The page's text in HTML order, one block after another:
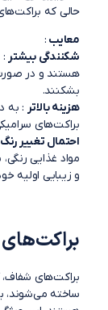
حالی که
معایب :
شکنندگی بیشتر
هستند و در
بشکنند.
هزینه بالاتر : به
براکت‌های
احتمال تغییر رنگ
مواد غذایی
و زیبایی اولیه
براکت‌های
ساخته می‌شوند،